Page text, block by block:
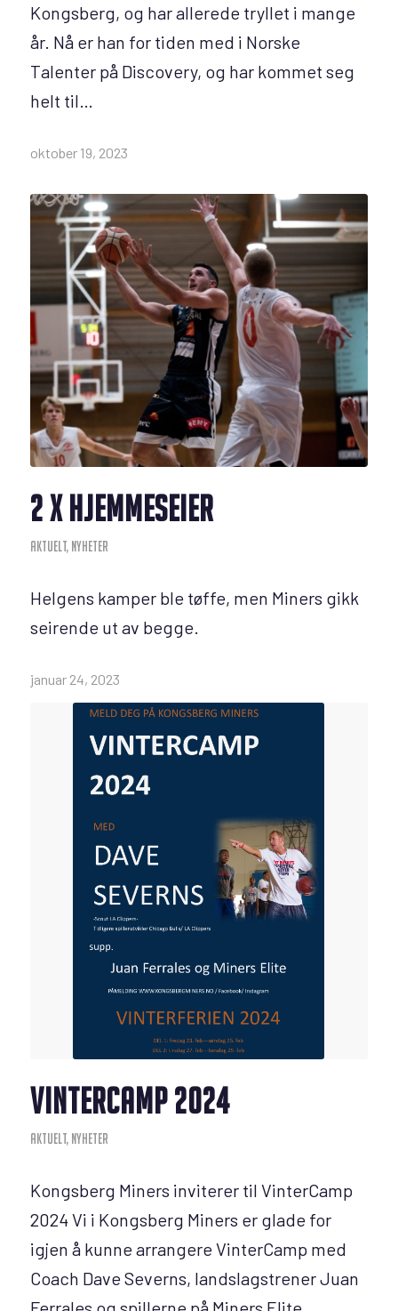
Kongsberg, og har allerede tryllet i mange
år. Nå er han for tiden med i Norske
Talenter på Discovery, og har kommet seg
helt til…
oktober 19, 2023
2 X HJEMMESEIER
AKTUELT, NYHETER
Helgens kamper ble tøffe, men Miners gikk
seirende ut av begge.
januar 24, 2023
VINTERCAMP 2024
AKTUELT, NYHETER
Kongsberg Miners inviterer til VinterCamp
2024 Vi i Kongsberg Miners er glade for
igjen å kunne arrangere VinterCamp med
Coach Dave Severns, landslagstrener Juan